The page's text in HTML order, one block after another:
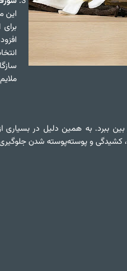
به همین دلیل در بسیاری
و پوسته‌پوسته شدن